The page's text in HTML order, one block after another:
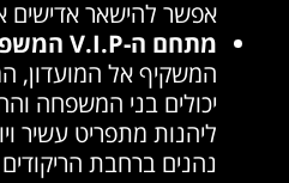
אפשר להישאר אדישים
מתחם ה-V.I.P המשפחתי:
המשקיף אל המועדון,
יכולים בני המשפחה
ליהנות מתפריט עשיר
נהנים ברחבת